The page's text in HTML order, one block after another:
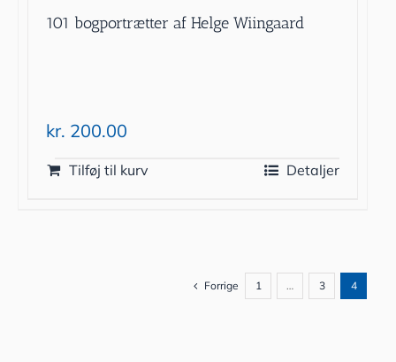
101 bogportrætter af Helge Wiingaard
kr. 200.00
Tilføj til kurv Detaljer
Forrige 1 … 3 4